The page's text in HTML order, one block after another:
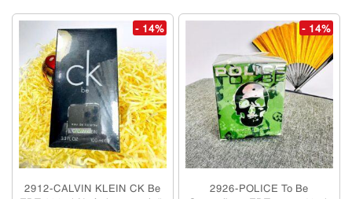
- 14%
2912-CALVIN KLEIN CK Be
- 14%
2926-POLICE To Be